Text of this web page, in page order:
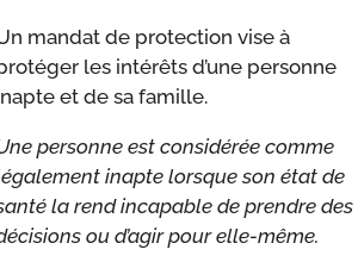
mandat de protection vise à
les intérêts d’une personne
et de sa famille.
personne est considérée comme
inapte lorsque son état de
la rend incapable de prendre des
ou d’agir pour elle-même.